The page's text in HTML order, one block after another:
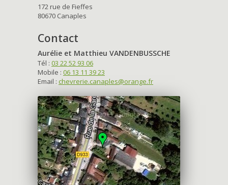
172 rue de Fieffes
80670 Canaples
Contact
Aurélie et Matthieu VANDENBUSSCHE
Tél : 03 22 52 93 06
Mobile : 06 13 11 39 23
Email : chevrerie.canaples@orange.fr